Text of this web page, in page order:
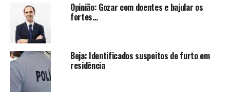
Opinião: Gozar com doentes e bajular os
fortes…
Beja: Identificados suspeitos de furto em
residência